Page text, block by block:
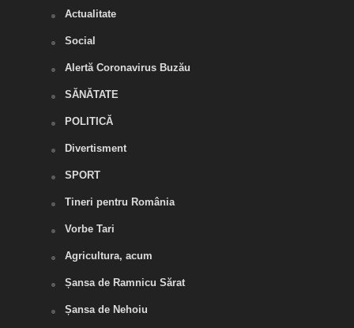
Actualitate
Social
Alertă Coronavirus Buzău
SĂNĂTATE
POLITICĂ
Divertisment
SPORT
Tineri pentru România
Vorbe Tari
Agricultura, acum
Șansa de Ramnicu Sărat
Șansa de Nehoiu